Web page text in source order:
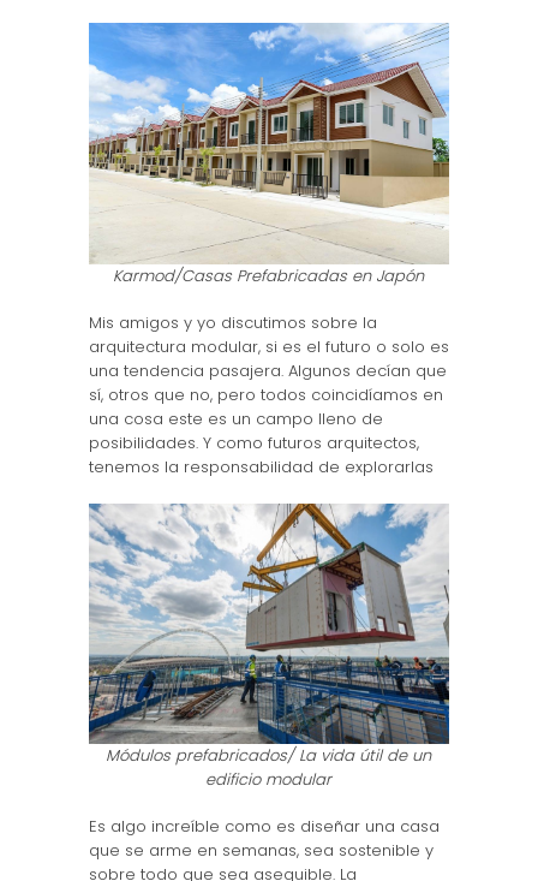
Karmod/Casas Prefabricadas en Japón
Mis amigos y yo discutimos sobre la
arquitectura modular, si es el futuro o solo es
una tendencia pasajera. Algunos decían que
sí, otros que no, pero todos coincidíamos en
una cosa este es un campo lleno de
posibilidades. Y como futuros arquitectos,
tenemos la responsabilidad de explorarlas
Módulos prefabricados/ La vida útil de un
edificio modular
Es algo increíble como es diseñar una casa
que se arme en semanas, sea sostenible y
sobre todo que sea asequible. La